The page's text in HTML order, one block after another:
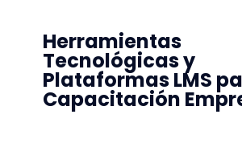
Herramientas
Tecnológicas y
Plataformas LMS
Capacitación